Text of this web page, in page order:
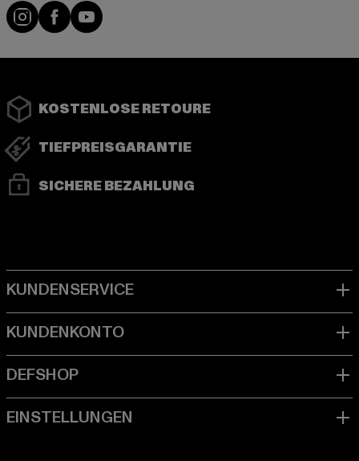
Instagram
FacebookYouTube
KOSTENLOSE RETOURE
TIEFPREISGARANTIE
SICHERE BEZAHLUNG